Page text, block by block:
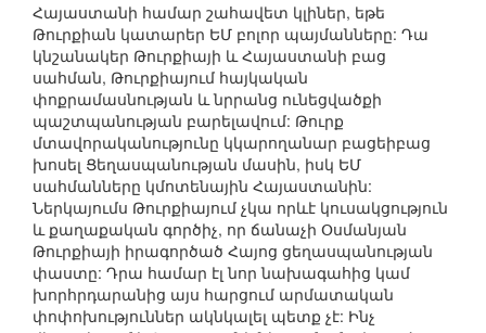
Հայաստանի համար շահավետ կլիներ, եթե
Թուրքիան կատարեր ԵՄ բոլոր պայմանները: Դա
կնշանակեր Թուրքիայի և Հայաստանի բաց
սահման, Թուրքիայում հայկական
փոքրամասնության և նրրանց ունեցվածքի
պաշտպանության բարելավում: Թուրք
մտավորականությունը կկարողանար բացեիբաց
խոսել Ցեղասպանության մասին, իսկ ԵՄ
սահմանները կմոտենային Հայաստանին:
Ներկայումս Թուրքիայում չկա որևէ կուսակցություն
և քաղաքական գործիչ, որ ճանաչի Օսմանյան
Թուրքիայի իրագործած Հայոց ցեղասպանության
փաստը: Դրա համար էլ նոր նախագահից կամ
խորհրդարանից այս հարցում արմատական
փոփոխություններ ակնկալել պետք չէ: Ինչ